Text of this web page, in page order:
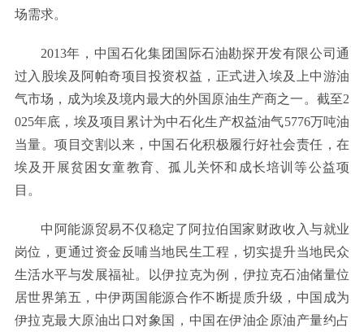
场需求。
2013年，中国石化集团国际石油勘探开发有限公司通
过入股埃及阿帕奇项目投资权益，正式进入埃及上中游油
气市场，成为埃及境内最大的外国原油生产商之一。截至2
025年底，埃及项目累计为中石化生产权益油气5776万吨油
当量。项目交割以来，中国石化积极履行好社会责任，在
埃及开展贫困女童教育、孤儿关怀和成长培训等公益项
目。
中阿能源贸易不仅稳定了阿拉伯国家财政收入与就业
岗位，更通过资金反哺当地民生工程，切实提升当地民众
生活水平与发展福祉。以伊拉克为例，伊拉克石油储量位
居世界第五，中伊两国能源合作不断提质升级，中国成为
伊拉克最大原油出口对象国，中国在伊油企原油产量约占